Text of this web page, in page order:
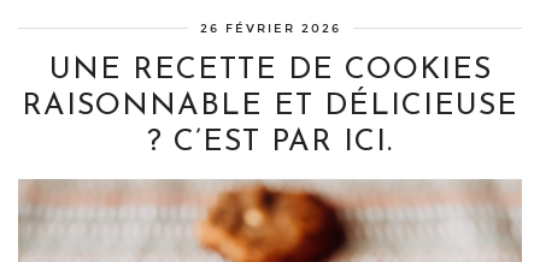
26 FÉVRIER 2026
UNE RECETTE DE COOKIES
RAISONNABLE ET DÉLICIEUSE
? C’EST PAR ICI.